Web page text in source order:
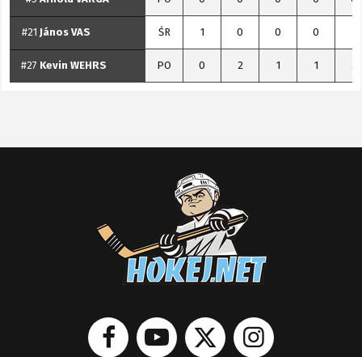
#21 János VAS ŚR 1 0 0 0
#27 Kevin WEHRS PO 0 2 1 1 2